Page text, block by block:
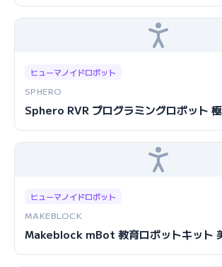
ヒューマノイドロボット
SPHERO
Sphero RVR プログラミングロボット
ヒューマノイドロボット
MAKEBLOCK
Makeblock mBot 教育ロボットキット